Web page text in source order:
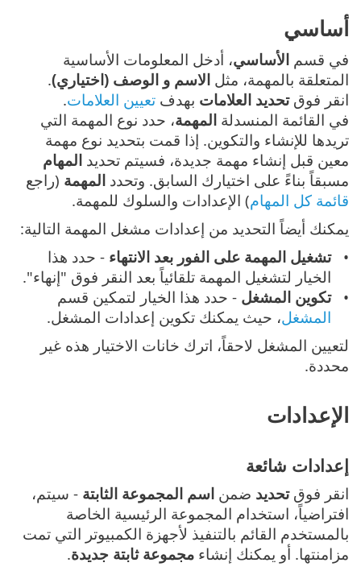
أساسي
في قسم الأساسي، أدخل المعلومات الأساسية
المتعلقة بالمهمة، مثل الاسم و الوصف (اختياري).
انقر فوقتحديد العلامات بهدف تعيين العلامات.
في القائمة المنسدلة المهمة، حدد نوع المهمة التي
تريدها للإنشاء والتكوين. إذا قمت بتحديد نوع مهمة
معين قبل إنشاء مهمة جديدة، فسيتم تحديد المهام
مسبقاً بناءً على اختيارك السابق. وتحدد المهمة (راجع
قائمة كل المهام) الإعدادات والسلوك للمهمة.
يمكنك أيضاً التحديد من إعدادات مشغل المهمة التالية:
تشغيل المهمة على الفور بعد الانتهاء - حدد هذا
الخيار لتشغيل المهمة تلقائياً بعد النقر فوق "إنهاء".
تكوين المشغل - حدد هذا الخيار لتمكين قسم
المشغل، حيث يمكنك تكوين إعدادات المشغل.
لتعيين المشغل لاحقاً، اترك خانات الاختيار هذه غير
محددة.
الإعدادات
إعدادات شائعة
انقر فوقتحديد ضمن اسم المجموعة الثابتة - سيتم،
افتراضياً، استخدام المجموعة الرئيسية الخاصة
بالمستخدم القائم بالتنفيذ لأجهزة الكمبيوتر التي تمت
مزامنتها. أو يمكنك إنشاء مجموعة ثابتة جديدة.